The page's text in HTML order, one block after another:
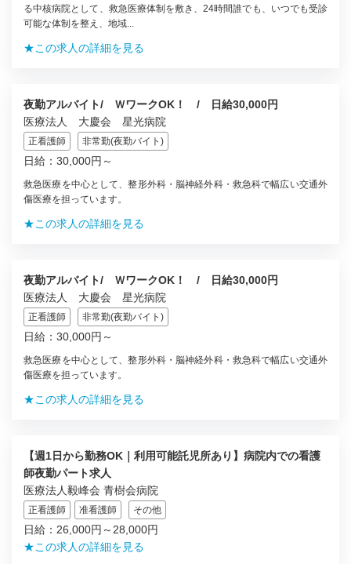
る中核病院として、救急医療体制を敷き、24時間誰でも、いつでも受診
可能な体制を整え、地域...
★この求人の詳細を見る
夜勤アルバイト/ ＷワークOK！ / 日給30,000円
医療法人 大慶会 星光病院
正看護師 非常勤(夜勤バイト)
日給：30,000円～
救急医療を中心として、整形外科・脳神経外科・救急科で幅広い交通外
傷医療を担っています。
★この求人の詳細を見る
夜勤アルバイト/ ＷワークOK！ / 日給30,000円
医療法人 大慶会 星光病院
正看護師 非常勤(夜勤バイト)
日給：30,000円～
救急医療を中心として、整形外科・脳神経外科・救急科で幅広い交通外
傷医療を担っています。
★この求人の詳細を見る
【週1日から勤務OK｜利用可能託児所あり】病院内での看護
師夜勤パート求人
医療法人毅峰会 青樹会病院
正看護師 准看護師 その他
日給：26,000円～28,000円
★この求人の詳細を見る